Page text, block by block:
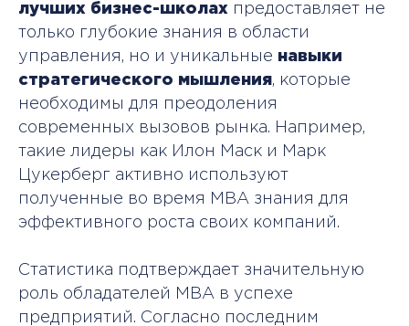
лучших бизнес-школах предоставляет не
только глубокие знания в области
управления, но и уникальные навыки
стратегического мышления, которые
необходимы для преодоления
современных вызовов рынка. Например,
такие лидеры как Илон Маск и Марк
Цукерберг активно используют
полученные во время MBA знания для
эффективного роста своих компаний.
Статистика подтверждает значительную
роль обладателей MBA в успехе
предприятий. Согласно последним